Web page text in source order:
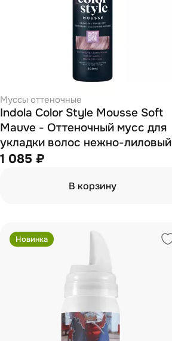
Муссы оттеночные
Indola Color Style Mousse Soft
Mauve - Оттеночный мусс для
укладки волос нежно-лиловый
200 мл
1 085 ₽
В корзину
Новинка